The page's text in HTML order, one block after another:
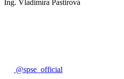
Ing. Vladimíra Pastirová
@spse_official